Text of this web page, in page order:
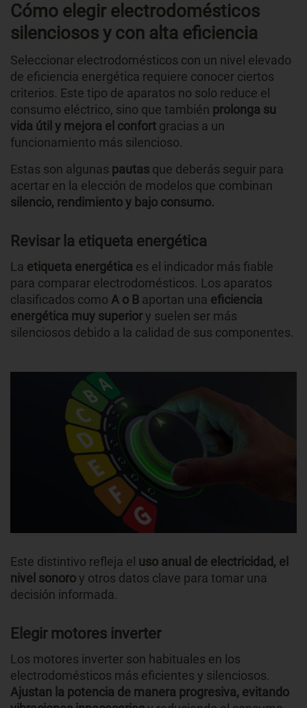
Cómo elegir electrodomésticos
silenciosos y con alta eficiencia
Seleccionar electrodomésticos con un nivel elevado
de eficiencia energética requiere conocer ciertos
criterios. Este tipo de aparatos no solo reduce el
consumo eléctrico, sino que también prolonga su
vida útil y mejora el confort gracias a un
funcionamiento más silencioso.
Estas son algunas pautas que deberás seguir para
acertar en la elección de modelos que combinan
silencio, rendimiento y bajo consumo.
Revisar la etiqueta energética
La etiqueta energética es el indicador más fiable
para comparar electrodomésticos. Los aparatos
clasificados como A o B aportan una eficiencia
energética muy superiory suelen ser más
silenciosos debido a la calidad de sus componentes.
Este distintivo refleja el uso anual de electricidad, el
nivel sonoroy otros datos clave para tomar una
decisión informada.
Elegir motores inverter
Los motores inverter son habituales en los
electrodomésticos más eficientes y silenciosos.
Ajustan la potencia de manera progresiva, evitando